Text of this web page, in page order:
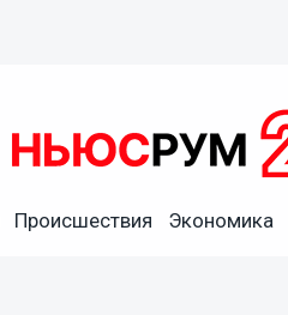
Происшествия Экономика